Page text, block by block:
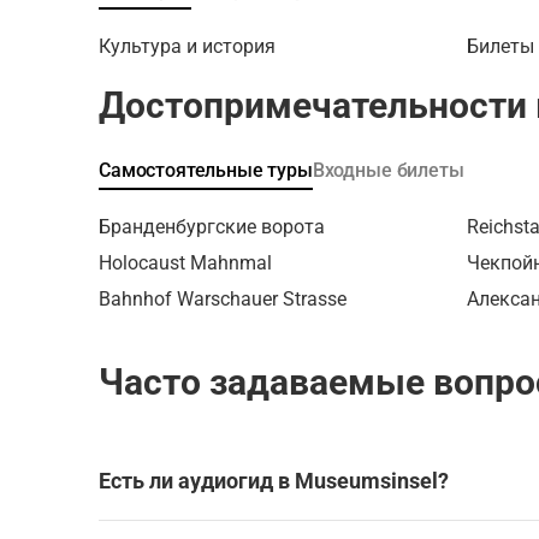
После
Культура и история Билеты
Достопримечательности
Самостоятельные турыВходные билеты
Бранденбургские ворота
Holocaust Mahnmal
Bahnhof Warschauer Strasse
Часто задаваемые
Есть ли аудиогид в Museumsinsel?